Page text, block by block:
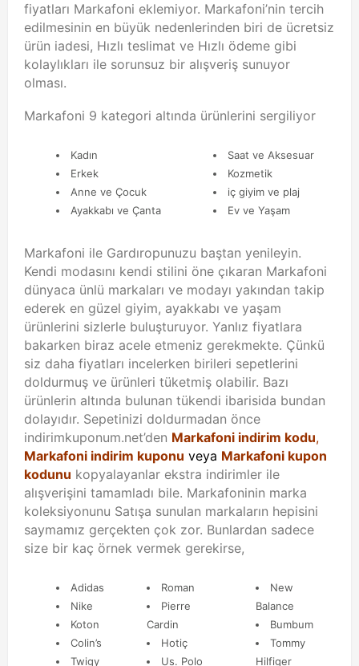
fiyatları Markafoni eklemiyor. Markafoni’nin tercih
edilmesinin en büyük nedenlerinden biri de ücretsiz
ürün iadesi, Hızlı teslimat ve Hızlı ödeme gibi
kolaylıkları ile sorunsuz bir alışveriş sunuyor
olması.
Markafoni 9 kategori altında ürünlerini sergiliyor
Kadın
Erkek
Anne ve Çocuk
Ayakkabı ve Çanta
Saat ve Aksesuar
Kozmetik
iç giyim ve plaj
Ev ve Yaşam
Markafoni ile Gardıropunuzu baştan yenileyin.
Kendi modasını kendi stilini öne çıkaran Markafoni
dünyaca ünlü markaları ve modayı yakından takip
ederek en güzel giyim, ayakkabı ve yaşam
ürünlerini sizlerle buluşturuyor. Yanlız fiyatlara
bakarken biraz acele etmeniz gerekmekte. Çünkü
siz daha fiyatları incelerken birileri sepetlerini
doldurmuş ve ürünleri tüketmiş olabilir. Bazı
ürünlerin altında bulunan tükendi ibarisida bundan
dolayıdır. Sepetinizi doldurmadan önce
indirimkuponum.net’den Markafoni indirim kodu,
Markafoni indirim kuponu veya Markafoni kupon
kodunu kopyalayanlar ekstra indirimler ile
alışverişini tamamladı bile. Markafoninin marka
koleksiyonunu Satışa sunulan markaların hepisini
saymamız gerçekten çok zor. Bunlardan sadece
size bir kaç örnek vermek gerekirse,
Adidas
Nike
Koton
Colin’s
Twigy
Roman
Pierre
Cardin
Hotiç
Us. Polo
New
Balance
Bumbum
Tommy
Hilfiger